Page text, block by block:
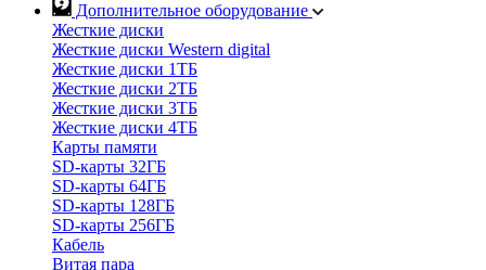
Дополнительное оборудование
Жесткие диски
Жесткие диски Western digital
Жесткие диски 1ТБ
Жесткие диски 2ТБ
Жесткие диски 3ТБ
Жесткие диски 4ТБ
Карты памяти
SD-карты 32ГБ
SD-карты 64ГБ
SD-карты 128ГБ
SD-карты 256ГБ
Кабель
Витая пара